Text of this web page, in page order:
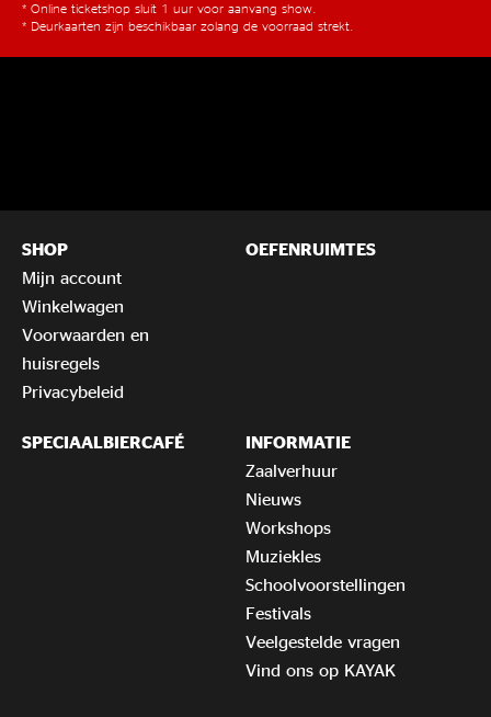
* Online ticketshop sluit 1 uur voor aanvang show.
* Deurkaarten zijn beschikbaar zolang de voorraad strekt.
SHOP
Mijn account
Winkelwagen
Voorwaarden en
huisregels
Privacybeleid
OEFENRUIMTES
SPECIAALBIERCAFÉ
INFORMATIE
Zaalverhuur
Nieuws
Workshops
Muziekles
Schoolvoorstellingen
Festivals
Veelgestelde vragen
Vind ons op KAYAK